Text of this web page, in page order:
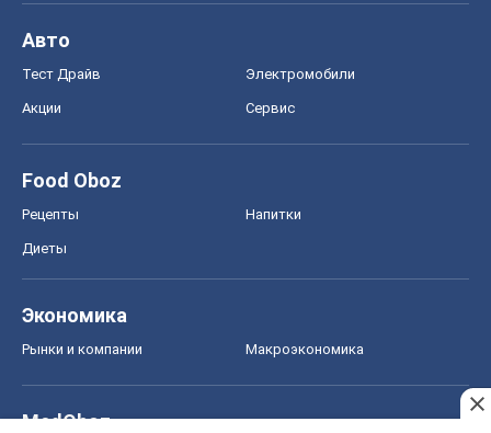
Авто
Тест Драйв Электромобили
Акции Сервис
Food Oboz
Рецепты Напитки
Диеты
Экономика
Рынки и компании Mакроэкономика
MedOboz